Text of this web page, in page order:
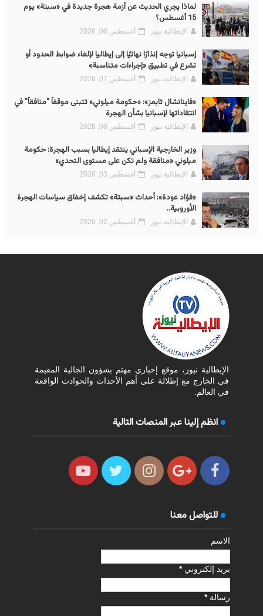
لماذا يجري الحديث عن أزمة هجرة جديدة في «سبتة» يوم
15 أغسطس؟
الإيطالية نيوز أغسطس 08, 2026
إسبانيا توجه إنذارًا نهائيًا إلى إيطاليا لإلغاء ضوابط الحدود أو
تشرع في تطبيق «إجراءات متناسبة»
الإيطالية نيوز أغسطس 07, 2026
«فاينانشال تايمز»: «حكومة ميلوني» تتبنى موقفاً "منافقاً" في
انتقاداتها لإسبانيا بشأن الهجرة
الإيطالية نيوز أغسطس 06, 2026
وزير الخارجية الإسباني ينتقد إيطاليا بسبب الهجرة: حكومة
ميلوني «منافقة ولم تكن على مستوى التحدي»
الإيطالية نيوز أغسطس 03, 2026
«فؤاد عودة»: أحداث «سبتة» تكشف إخفاق سياسات الهجرة
الأوروبية..
الإيطالية نيوز أغسطس 02, 2026
الإيطالية نيوز، موقع إخباري مهتم بشؤون الجالية المقيمة
في الخارج مع إطلالة على أهم الأحداث والحوادث الواقعة
في العالم.
انظم إلينا عبر المنصات التالية
للتواصل معنا
الاسم
بريد إلكتروني*
رسالة*